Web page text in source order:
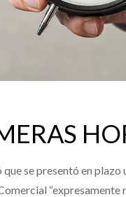
se presentó en